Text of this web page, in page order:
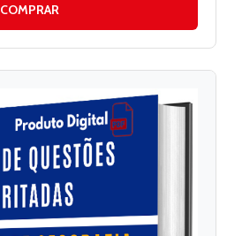
COMPRAR